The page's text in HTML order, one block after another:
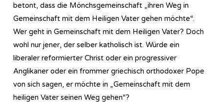
betont, dass die Mönchsgemeinschaft „ihren Weg in
Gemeinschaft mit dem Heiligen Vater gehen möchte“.
Wer geht in Gemeinschaft mit dem Heiligen Vater? Doch
wohl nur jener, der selber katholisch ist. Würde ein
liberaler reformierter Christ oder ein progressiver
Anglikaner oder ein frommer griechisch orthodoxer Pope
von sich sagen, er möchte in „Gemeinschaft mit dem
heiligen Vater seinen Weg gehen“?